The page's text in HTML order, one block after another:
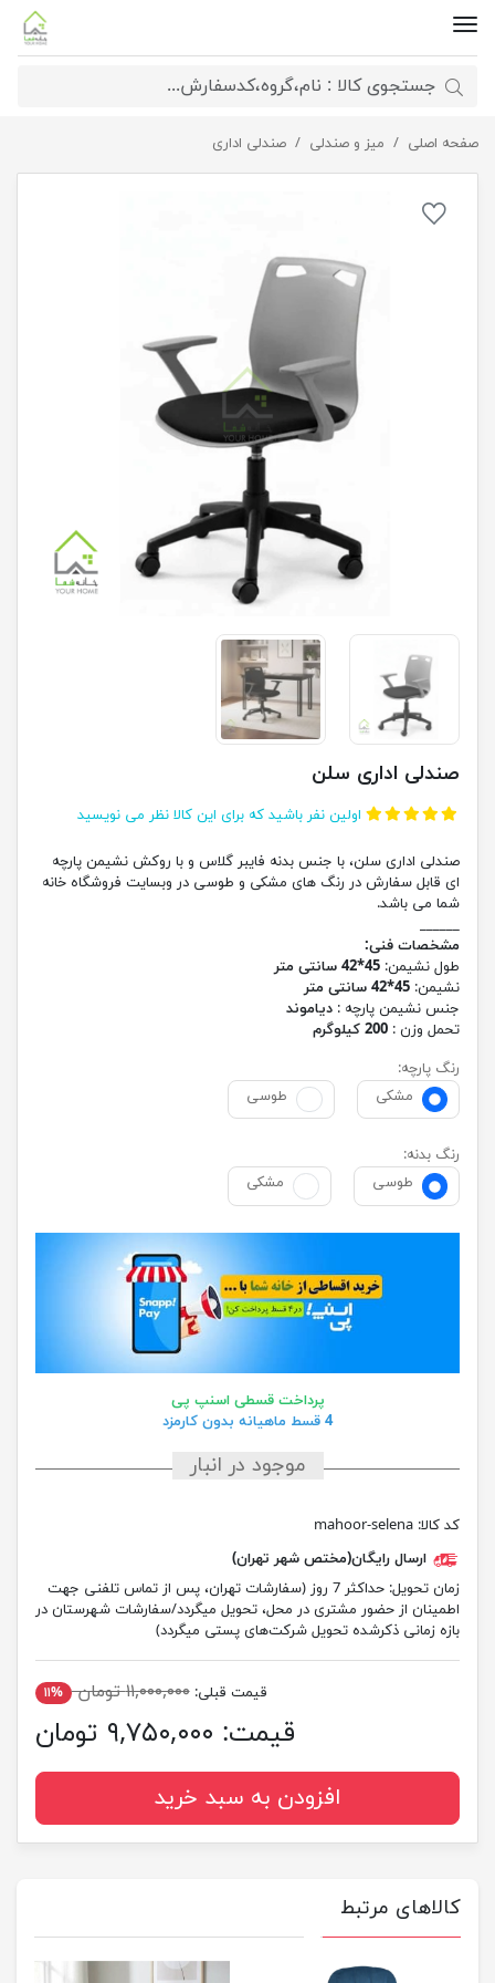
صفحه اصلی میز و صندلی صندلی اداری صندلی اداری سلن
صندلی اداری سلن
اولین نفر باشید که برای این کالا نظر می نویسید
صندلی اداری سلن، با جنس بدنه فایبر گلاس و با روکش نشیمن پارچه
ای قابل سفارش در رنگ های مشکی و طوسی در وبسایت فروشگاه خانه
شما می باشد.
______
مشخصات فنی:
طول نشیمن: 45*42 سانتی متر
نشیمن: 45*42 سانتی متر
جنس نشیمن پارچه : دیاموند
تحمل وزن : 200 کیلوگرم
رنگ پارچه:
مشکی
طوسی
رنگ بدنه:
طوسی
مشکی
پرداخت قسطی اسنپ پی
4 قسط ماهیانه بدون کارمزد
موجود در انبار
کد کالا: mahoor-selena
ارسال رایگان(مختص شهر تهران)
زمان تحویل:
حداکثر 7 روز (سفارشات تهران، پس از تماس تلفنی جهت
اطمینان از حضور مشتری در محل، تحویل میگردد/سفارشات شهرستان در
بازه زمانی ذکرشده تحویل شرکت‌های پستی میگردد)
قیمت قبلی: ۱۱,۰۰۰,۰۰۰ تومان ۱۱%
قیمت: ۹,۷۵۰,۰۰۰ تومان
افزودن به سبد خرید
کالاهای مرتبط